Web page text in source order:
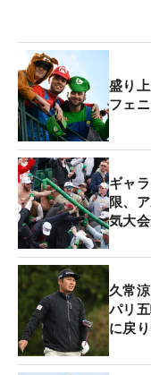
盛り
フェ
ギャ
限、
気大
久常
パリ
に戻り